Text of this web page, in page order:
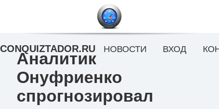
Аналитик
Онуфриенко
спрогнозировал
CONQUIZTADOR.RU НОВОСТИ ВХОД